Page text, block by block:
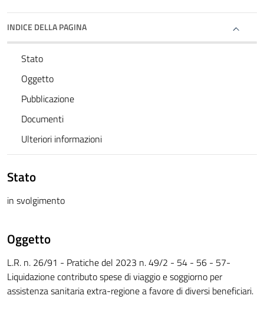
INDICE DELLA PAGINA
Stato
Oggetto
Pubblicazione
Documenti
Ulteriori informazioni
Stato
in svolgimento
Oggetto
L.R. n. 26/91 - Pratiche del 2023 n. 49/2 - 54 - 56 - 57-
Liquidazione contributo spese di viaggio e soggiorno per
assistenza sanitaria extra-regione a favore di diversi beneficiari.